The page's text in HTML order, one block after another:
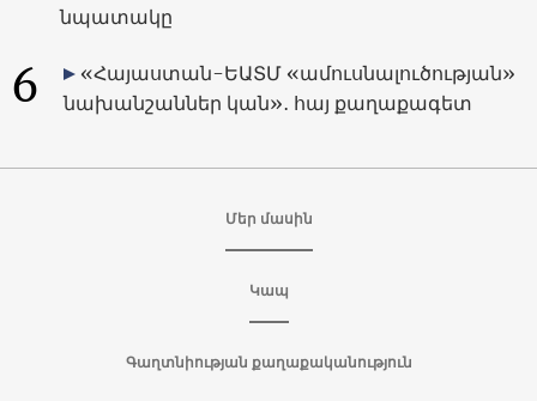
նպատակը
6
«Հայաստան-ԵԱՏՄ «ամուսնալուծության»
նախանշաններ կան»․ հայ քաղաքագետ
Մեր մասին
Կապ
Գաղտնիության քաղաքականություն